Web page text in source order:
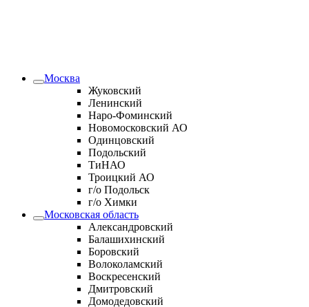
Москва
Жуковский
Ленинский
Наро-Фоминский
Новомосковский АО
Одинцовский
Подольский
ТиНАО
Троицкий АО
г/о Подольск
г/о Химки
Московская область
Александровский
Балашихинский
Боровский
Волоколамский
Воскресенский
Дмитровский
Домодедовский